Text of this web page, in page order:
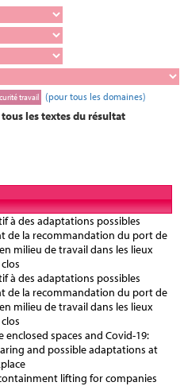
travail (pour tous les domaines)
les textes du résultat
à des adaptations possibles
de la recommandation du port de
milieu de travail dans les lieux
à des adaptations possibles
de la recommandation du port de
milieu de travail dans les lieux
enclosed spaces and Covid-19:
and possible adaptations at
lifting for companies